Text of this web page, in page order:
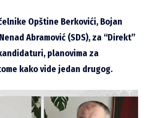
Opštine Berkovići, Bojan
Abramović (SDS), za “Direkt”
planovima za
kako vide jedan drugog.